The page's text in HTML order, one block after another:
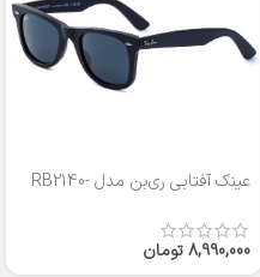
عینک آفتابی ری‌بن مدل RB2140-
8,990,000تومان